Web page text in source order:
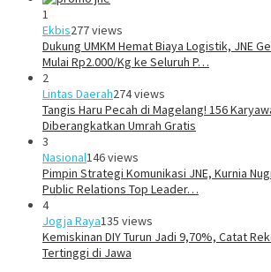
1
Ekbis277 views
Dukung UMKM Hemat Biaya Logistik, JNE
Mulai Rp2.000/Kg ke Seluruh P…
2
Lintas Daerah274 views
Tangis Haru Pecah di Magelang! 156
Diberangkatkan Umrah Gratis
3
Nasional146 views
Pimpin Strategi Komunikasi JNE, Kurnia
Public Relations Top Leader…
4
Jogja Raya135 views
Kemiskinan DIY Turun Jadi 9,70%, Catat
Tertinggi di Jawa